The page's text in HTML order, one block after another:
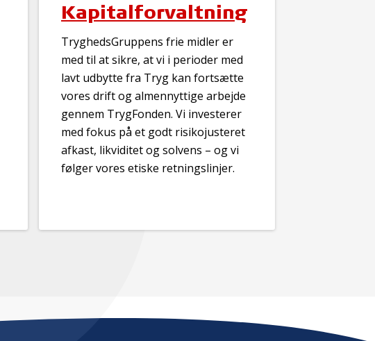
Kapitalforvaltning
TryghedsGruppens frie midler er
med til at sikre, at vi i perioder med
lavt udbytte fra Tryg kan fortsætte
vores drift og almennyttige arbejde
gennem TrygFonden. Vi investerer
med fokus på et godt risikojusteret
afkast, likviditet og solvens – og vi
følger vores etiske retningslinjer.